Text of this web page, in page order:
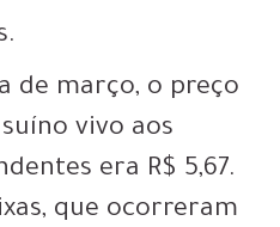
de março, o preço
vivo aos
era R$ 5,67.
que ocorreram